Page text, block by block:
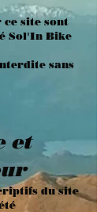
ce site sont
Sol'In Bike
sans
et
du site